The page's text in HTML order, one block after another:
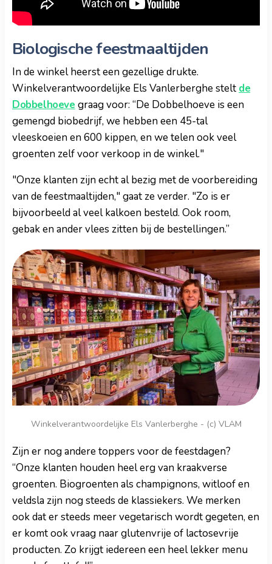
Biologische feestmaaltijden
In de winkel heerst een gezellige drukte.
Winkelverantwoordelijke Els Vanlerberghe stelt de
Dobbelhoeve graag voor: “De Dobbelhoeve is een
gemengd biobedrijf, we hebben een 45-tal
vleeskoeien en 600 kippen, en we telen ook veel
groenten zelf voor verkoop in de winkel."
"Onze klanten zijn echt al bezig met de voorbereiding
van de feestmaaltijden," gaat ze verder. "Zo is er
bijvoorbeeld al veel kalkoen besteld. Ook room,
gebak en ander vlees zitten bij de bestellingen.”
Winkelverantwoordelijke Els Vanlerberghe - (c) VLAM
Zijn er nog andere toppers voor de feestdagen?
“Onze klanten houden heel erg van kraakverse
groenten. Biogroenten als champignons, witloof en
veldsla zijn nog steeds de klassiekers. We merken
ook dat er steeds meer vegetarisch wordt gegeten, en
er komt ook vraag naar glutenvrije of lactosevrije
producten. Zo krijgt iedereen een heel lekker menu